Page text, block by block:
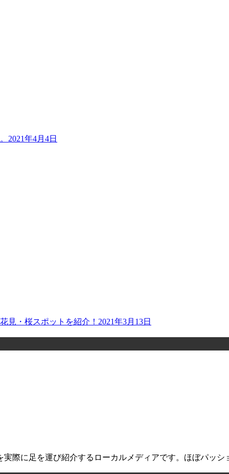
2021年4月4日
見・桜スポットを紹介！ 2021年3月13日
際に足を運び紹介するローカルメディアです。ほぼパッシ